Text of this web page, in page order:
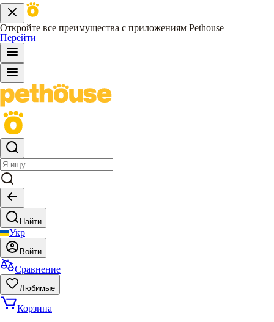
Откройте все преимущества с приложениям Pethouse
Перейти
Найти
Укр
Войти
Сравнение
Любимые
Корзина